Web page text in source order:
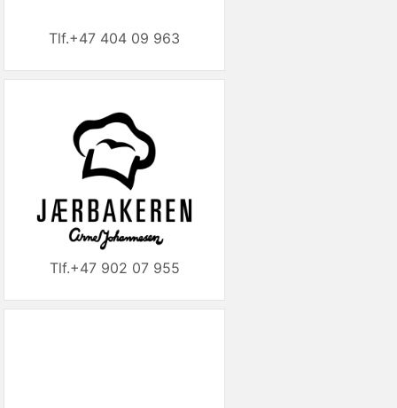
+47 404 09 963
+47 902 07 955